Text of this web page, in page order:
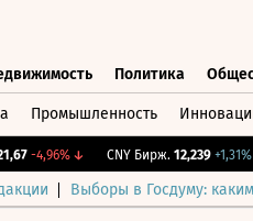
Политика
Промышленность
-4,96%↓ CNY Бирж. 12,239 +1,31%
Выборы в Госдуму: